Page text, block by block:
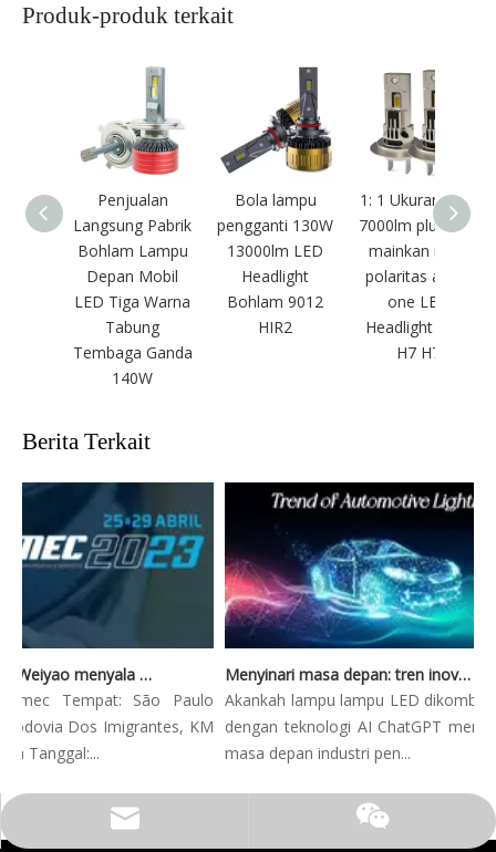
Produk-produk terkait
Penjualan
Langsung Pabrik
Bohlam Lampu
Depan Mobil
LED Tiga Warna
Tabung
Tembaga Ganda
140W
Bola lampu
pengganti 130W
13000lm LED
Headlight
Bohlam 9012
HIR2
1: 1 Ukuran 70W
7000lm plug dan
mainkan non-
polaritas all-in-
one LED
Headlight Bohl
H7 H7
Berita Terkait
Automec 2023: Weiyao menyala São Paulo Expo
Tempat: São Paulo
Dos Imigrantes, KM
Menyinari masa depan: tren inovatif dalam pencahayaan otomotif
Akankah lampu lampu LED dikombinasikan
dengan teknologi AI ChatGPT membentuk
masa depan industri pen...